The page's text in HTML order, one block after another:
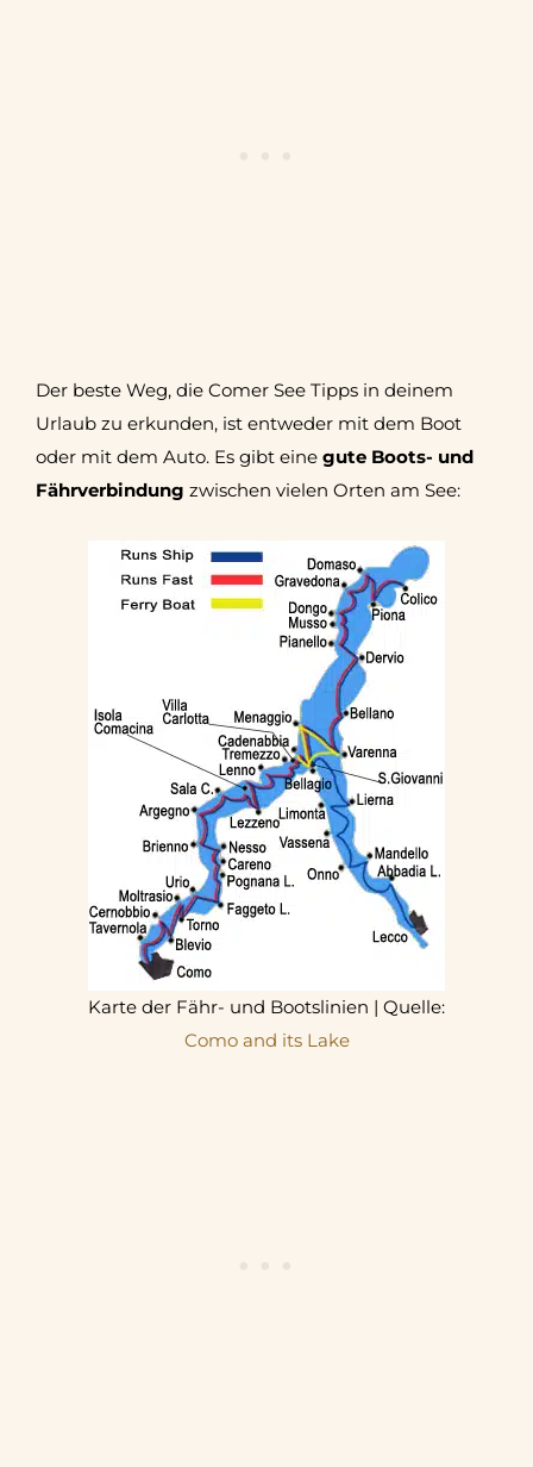
Der beste Weg, die Comer See Tipps in deinem
Urlaub zu erkunden, ist entweder mit dem Boot
oder mit dem Auto. Es gibt eine gute Boots- und
Fährverbindung zwischen vielen Orten am See:
Karte der Fähr- und Bootslinien | Quelle:
Como and its Lake